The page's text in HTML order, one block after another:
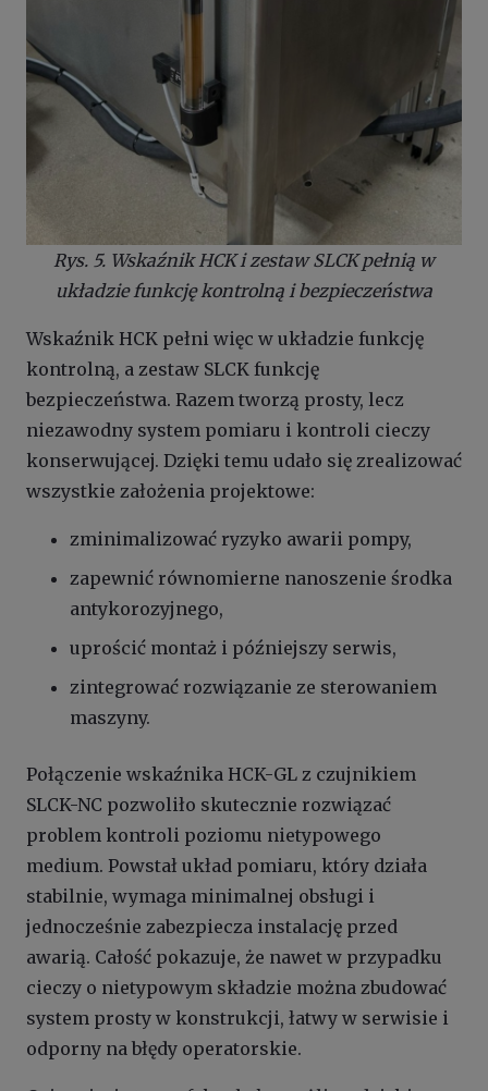
Rys. 5. Wskaźnik HCK i zestaw SLCK pełnią w
układzie funkcję kontrolną i bezpieczeństwa
Wskaźnik HCK pełni więc w układzie funkcję
kontrolną, a zestaw SLCK funkcję
bezpieczeństwa. Razem tworzą prosty, lecz
niezawodny system pomiaru i kontroli cieczy
konserwującej. Dzięki temu udało się zrealizować
wszystkie założenia projektowe:
zminimalizować ryzyko awarii pompy,
zapewnić równomierne nanoszenie środka
antykorozyjnego,
uprościć montaż i późniejszy serwis,
zintegrować rozwiązanie ze sterowaniem
maszyny.
Połączenie wskaźnika HCK-GL z czujnikiem
SLCK-NC pozwoliło skutecznie rozwiązać
problem kontroli poziomu nietypowego
medium. Powstał układ pomiaru, który działa
stabilnie, wymaga minimalnej obsługi i
jednocześnie zabezpiecza instalację przed
awarią. Całość pokazuje, że nawet w przypadku
cieczy o nietypowym składzie można zbudować
system prosty w konstrukcji, łatwy w serwisie i
odporny na błędy operatorskie.